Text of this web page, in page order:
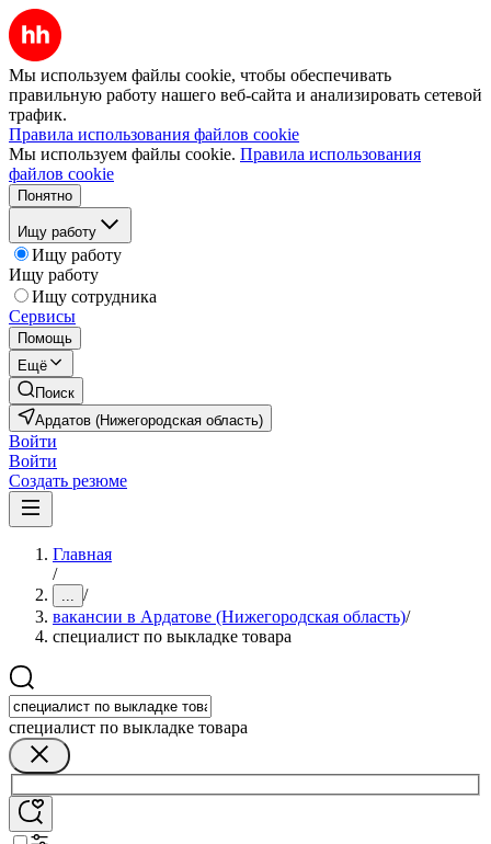
Мы используем файлы cookie, чтобы обеспечивать
правильную работу нашего веб-сайта и анализировать сетевой
трафик.
Правила использования файлов cookie
Мы используем файлы cookie. Правила использования
файлов cookie
Понятно
Ищу работу
Ищу работу
Ищу работу
Ищу сотрудника
Сервисы
Помощь
Ещё
Поиск
Ардатов (Нижегородская область)
Войти
Войти
Создать резюме
Главная
/
... /
вакансии в Ардатове (Нижегородская область)/
специалист по выкладке товара
специалист по выкладке товара